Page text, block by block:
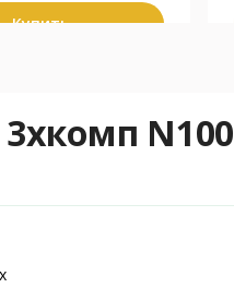
Купить
N100